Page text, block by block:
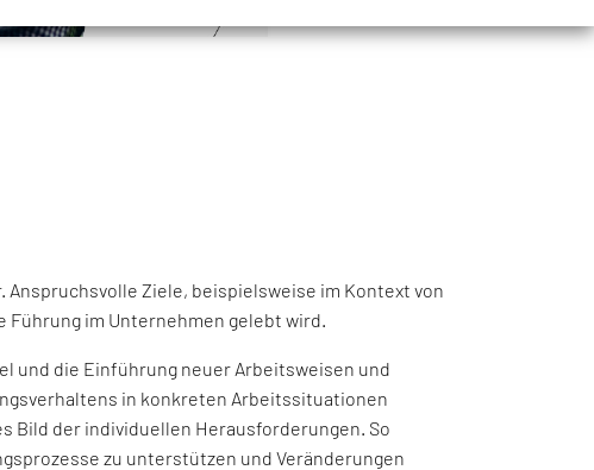
Ziele, beispielsweise im Kontext von
Führung im Unternehmen gelebt wird.
und die Einführung neuer Arbeitsweisen und
in konkreten Arbeitssituationen
Bild der individuellen Herausforderungen. So
zu unterstützen und Veränderungen